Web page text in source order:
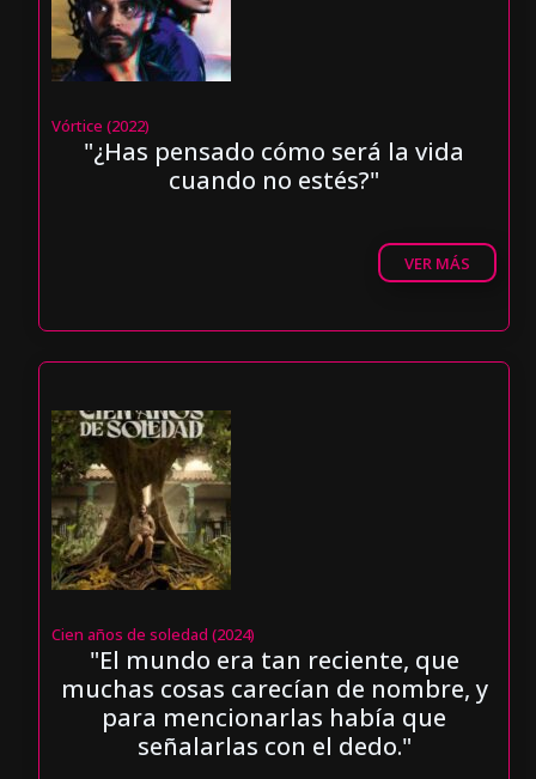
Vórtice (2022)
"¿Has pensado cómo será la vida
cuando no estés?"
VER MÁS
Cien años de soledad (2024)
"El mundo era tan reciente, que
muchas cosas carecían de nombre, y
para mencionarlas había que
señalarlas con el dedo."